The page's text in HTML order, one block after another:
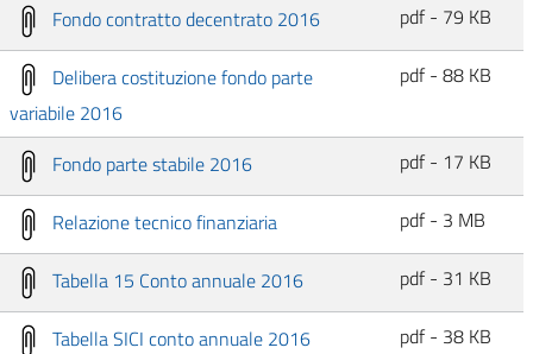
Fondo contratto decentrato 2016
pdf - 79 KB
Delibera costituzione fondo parte
variabile 2016
pdf - 88 KB
Fondo parte stabile 2016 pdf - 17 KB
Relazione tecnico finanziaria pdf - 3 MB
Tabella 15 Conto annuale 2016 pdf - 31 KB
Tabella SICI conto annuale 2016 pdf - 38 KB